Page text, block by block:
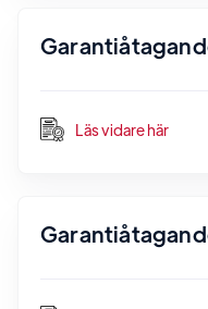
Läs vidare här